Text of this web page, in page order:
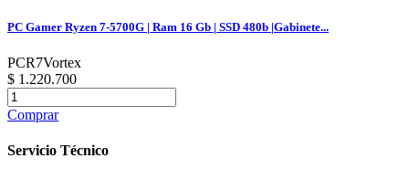
PC Gamer Ryzen 7-5700G | Ram 16 Gb | SSD 480b |Gabinete...
PCR7Vortex
$ 1.220.700
Comprar
Servicio Técnico